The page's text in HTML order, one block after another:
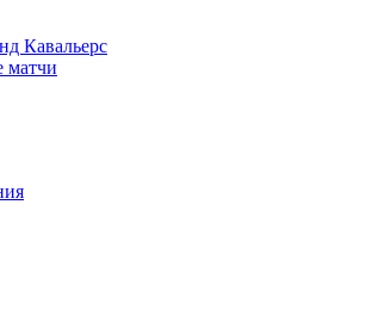
Кавальерс
матчи